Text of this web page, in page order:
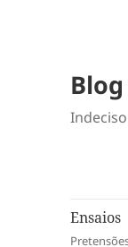
Ensaios